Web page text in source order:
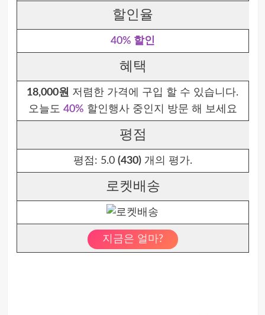
할인율
40% 할인
혜택
18,000원 저렴한 가격에 구입 할 수 있습니다.
오늘도 40% 할인행사 중인지 방문 해 보세요
평점
평점: 5.0 (430)개의 평가.
로켓배송
지금은 얼마?